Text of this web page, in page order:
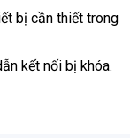
bị cần thiết trong
kết nối bị khóa.